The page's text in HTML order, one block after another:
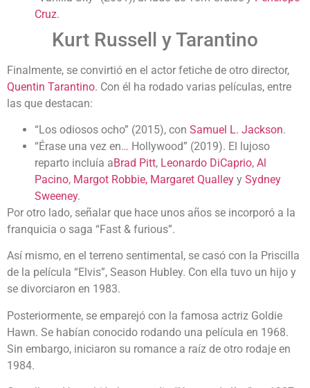
Cruz.
Kurt Russell y Tarantino
Finalmente, se convirtió en el actor fetiche de otro director,
Quentin Tarantino. Con él ha rodado varias películas, entre
las que destacan:
“Los odiosos ocho” (2015), con Samuel L. Jackson.
“Érase una vez en… Hollywood” (2019). El lujoso
reparto incluía aBrad Pitt, Leonardo DiCaprio, Al
Pacino, Margot Robbie, Margaret Qualley y Sydney
Sweeney.
Por otro lado, señalar que hace unos años se incorporó a la
franquicia o saga “Fast & furious”.
Así mismo, en el terreno sentimental, se casó con la Priscilla
de la película “Elvis”, Season Hubley. Con ella tuvo un hijo y
se divorciaron en 1983.
Posteriormente, se emparejó con la famosa actriz Goldie
Hawn. Se habían conocido rodando una película en 1968.
Sin embargo, iniciaron su romance a raíz de otro rodaje en
1984.